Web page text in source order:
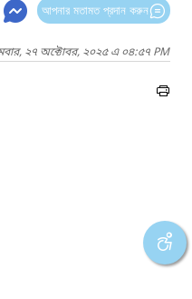
আপনার মতামত প্রদান করুন
২৭ অক্টোবর, ২০২৫ এ ০৪:৫৭ PM